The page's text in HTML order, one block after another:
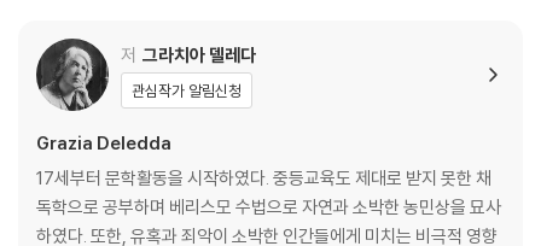
여름에 유방암으로 사망했다.
다. 그녀가 사망하고 한 달 후에 안토니오 발디니가 편집해서 문학잡지에
서 실렸고 그 다음해에 단행본으로 출판되었다.
저 그라치아 델레다
관심작가 알림신청
Grazia Deledda
17세부터 문학활동을 시작하였다. 중등교육도 제대로 받지 못한 채
독학으로 공부하며 베리스모 수법으로 자연과 소박한 농민상을 묘사
하였다. 또한, 유혹과 죄악이 소박한 인간들에게 미치는 비극적 영향